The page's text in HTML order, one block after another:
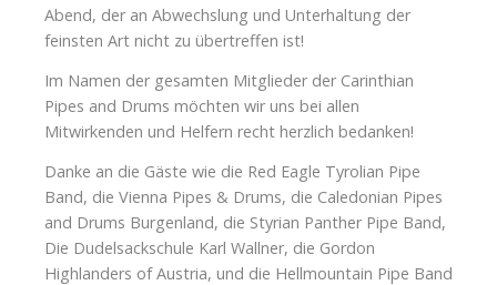
Abend, der an Abwechslung und Unterhaltung der
feinsten Art nicht zu übertreffen ist!
Im Namen der gesamten Mitglieder der Carinthian
Pipes and Drums möchten wir uns bei allen
Mitwirkenden und Helfern recht herzlich bedanken!
Danke an die Gäste wie die Red Eagle Tyrolian Pipe
Band, die Vienna Pipes & Drums, die Caledonian Pipes
and Drums Burgenland, die Styrian Panther Pipe Band,
Die Dudelsackschule Karl Wallner, die Gordon
Highlanders of Austria, und die Hellmountain Pipe Band